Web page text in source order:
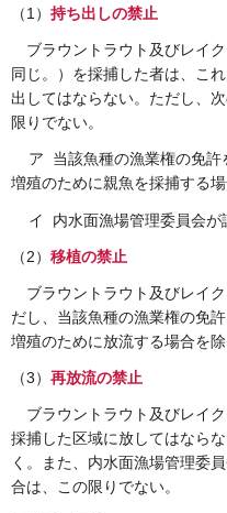
（1） 持ち出しの禁止
ブラウントラウト及びレイ
同じ。）を採捕した者は、こ
出してはならない。ただし、
限りでない。
ア 当該魚種の漁業権の免許
増殖のために親魚を採捕する
イ 内水面漁場管理委員会が
（2） 移植の禁止
ブラウントラウト及びレイ
だし、当該魚種の漁業権の免
増殖のために放流する場合を除
（3） 再放流の禁止
ブラウントラウト及びレイ
採捕した区域に放してはなら
く。また、内水面漁場管理委
合は、この限りでない。